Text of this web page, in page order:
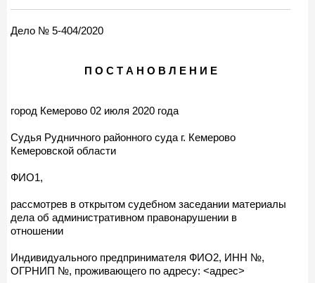
Дело № 5-404/2020
П О С Т А Н О В Л Е Н И Е
город Кемерово 02 июля 2020 года
Судья Рудничного районного суда г. Кемерово
Кемеровской области
ФИО1,
рассмотрев в открытом судебном заседании материалы
дела об административном правонарушении в
отношении
Индивидуального предпринимателя ФИО2, ИНН №,
ОГРНИП №, проживающего по адресу: <адрес>